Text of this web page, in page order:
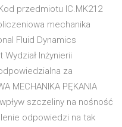
przedmiotu IC.MK212
mechanika
Fluid Dynamics
Inżynierii
za
MECHANIKA PĘKANIA
szczeliny na nośność
odpowiedzi na tak